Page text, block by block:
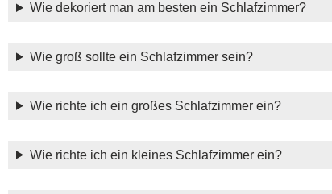
Wie dekoriert man am besten ein Schlafzimmer?
Wie groß sollte ein Schlafzimmer sein?
Wie richte ich ein großes Schlafzimmer ein?
Wie richte ich ein kleines Schlafzimmer ein?